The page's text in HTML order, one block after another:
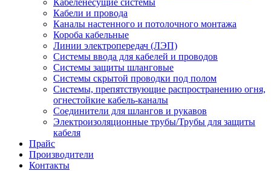
Кабеленесущие системы
Кабели и провода
Каналы настенного и потолочного монтажа
Короба кабельные
Линии электропередач (ЛЭП)
Системы ввода для кабелей и проводов
Системы защиты шланговые
Системы скрытой проводки под полом
Системы, препятствующие распространению огня,
огнестойкие кабель-каналы
Соединители для шлангов и рукавов
Электроизоляционные трубы/Трубы для защиты
кабеля
Прайс
Производители
Контакты